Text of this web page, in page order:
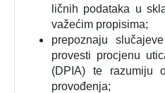
ličnih podataka u
važećim propisima;
prepoznaju
provesti procjenu
(DPIA) te razumiju
provođenja;